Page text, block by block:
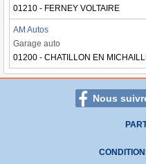
01210 - FERNEY VOLTAIRE
AM Autos
Garage auto
01200 - CHATILLON EN
Nous